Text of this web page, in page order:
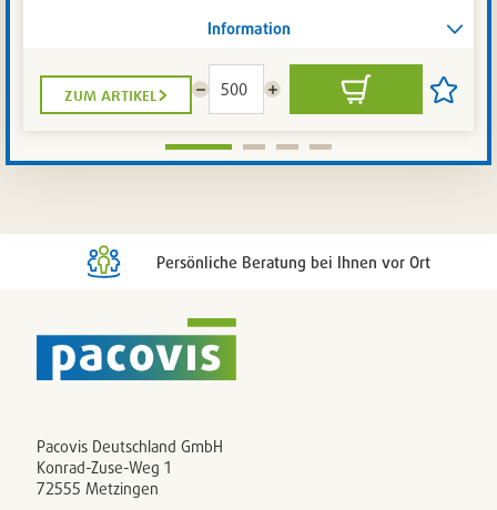
Information
zum artikel
Menge
reduzieren
Menge
erhöhen
In
den
Artikel
setzen
Persönliche Beratung bei Ihnen vor Ort
Pacovis Deutschland GmbH
Konrad-Zuse-Weg 1
72555 Metzingen